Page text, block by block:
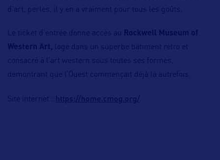
d’art, perles, il y en a vraiment pour tous les goûts.
Le ticket d’entrée donne accès au
Rockwell Museum of
Western Art, logé dans un superbe bâtiment rétro et
consacré à l’art western sous toutes ses formes,
démontrant que l’Ouest commençait déjà là autrefois.
Site internet : https://home.cmog.org/